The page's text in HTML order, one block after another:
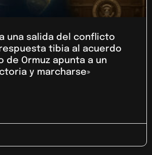
una salida del conflicto
tibia al acuerdo
de Ormuz apunta a un
y marcharse»